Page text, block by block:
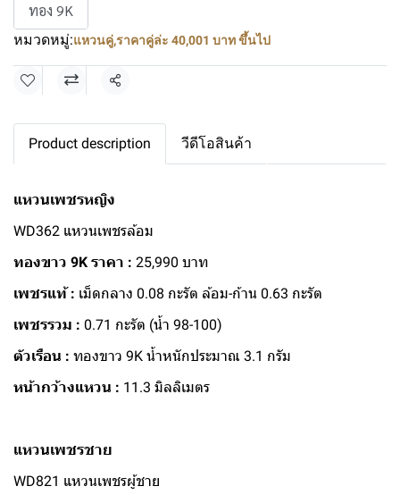
ทอง 9K
หมวดหมู่:แหวนคู่,ราคาคู่ล่ะ 40,001 บาท ขึ้นไป
แชร์
Product description วีดีโอสินค้า
แหวนเพชรหญิง
WD362 แหวนเพชรล้อม
ทองขาว 9K ราคา : 25,990 บาท
เพชรแท้ : เม็ดกลาง 0.08 กะรัต ล้อม-ก้าน 0.63 กะรัต
เพชรรวม : 0.71 กะรัต (น้ำ 98-100)
ตัวเรือน : ทองขาว 9K น้ำหนักประมาณ 3.1 กรัม
หน้ากว้างแหวน : 11.3 มิลลิเมตร
แหวนเพชรชาย
WD821 แหวนเพชรผู้ชาย